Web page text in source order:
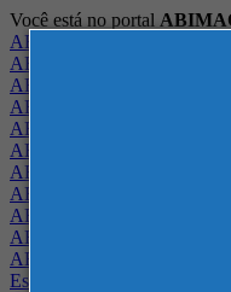
Você está no portal
ABIMAQ Brasil
ABIMAQ Minas Gerais
ABIMAQ Norte-Nordeste
ABIMAQ Paraná
ABIMAQ Piracicaba
ABIMAQ Ribeirão Preto
ABIMAQ Rio de Janeiro
ABIMAQ Rio Grande do Sul
ABIMAQ Santa Catarina
ABIMAQ São Paulo
ABIMAQ Vale do Paraíba
Escritório de Relações